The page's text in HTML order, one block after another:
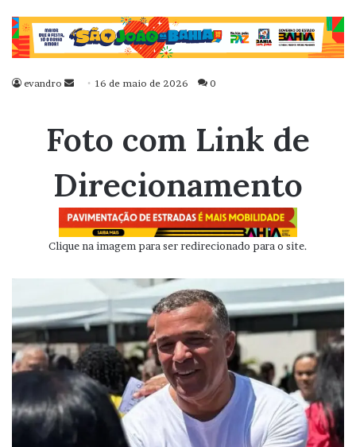
evandro
Mande
mail
16 de maio de 2026 0
Foto com Link de
Direcionamento
Clique na imagem para ser redirecionado para o site.